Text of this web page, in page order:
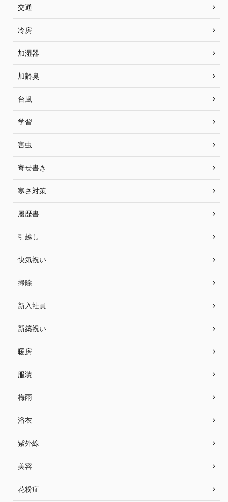
交通
冷房
加湿器
加齢臭
台風
学習
害虫
寄せ書き
寒さ対策
履歴書
引越し
快気祝い
掃除
新入社員
新築祝い
暖房
服装
梅雨
浴衣
紫外線
美容
花粉症